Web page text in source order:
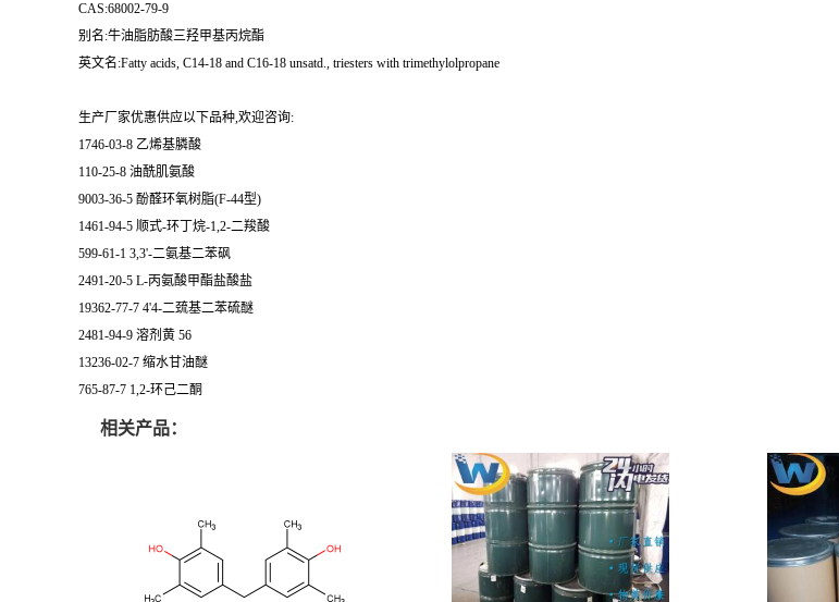
CAS:68002-79-9
别名:牛油脂肪酸三羟甲基丙烷酯
英文名:Fatty acids, C14-18 and C16-18 unsatd., triesters with trimethylolpropane
生产厂家优惠供应以下品种,欢迎咨询:
1746-03-8 乙烯基膦酸
110-25-8 油酰肌氨酸
9003-36-5 酚醛环氧树脂(F-44型)
1461-94-5 顺式-环丁烷-1,2-二羧酸
599-61-1 3,3'-二氨基二苯砜
2491-20-5 L-丙氨酸甲酯盐酸盐
19362-77-7 4'4-二巯基二苯硫醚
2481-94-9 溶剂黄 56
13236-02-7 缩水甘油醚
765-87-7 1,2-环己二酮
相关产品：